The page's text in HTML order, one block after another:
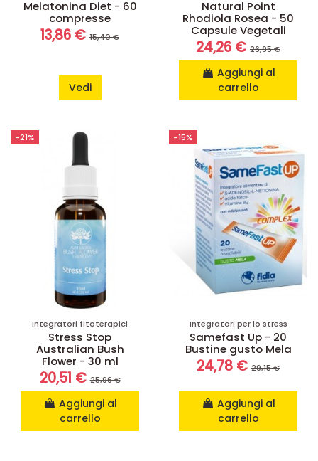
Melatonina Diet - 60
compresse
13,86 € 15,40 €
Vedi
Natural Point
Rhodiola Rosea - 50
Capsule Vegetali
24,26 € 26,95 €
Aggiungi al
carrello
-21%
Integratori fitoterapici
Stress Stop
Australian Bush
Flower - 30 ml
20,51 €25,96 €
Aggiungi al
carrello
-15%
Integratori per lo stress
Samefast Up - 20
Bustine gusto Mela
24,78 € 29,15 €
Aggiungi al
carrello